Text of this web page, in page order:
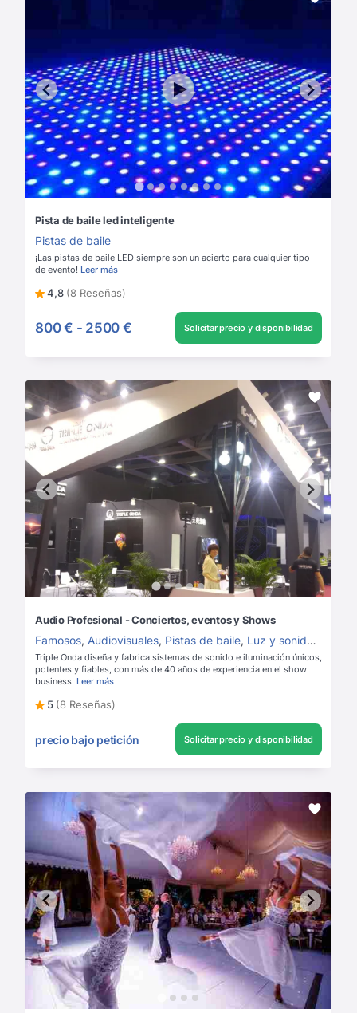
Pista de baile led inteligente
Pistas de baile
¡Las pistas de baile LED siempre son un acierto para cualquier tipo
de evento! Leer más
4,8 (8 Reseñas)
800 € - 2500 € Solicitar precio y disponibilidad
Audio Profesional - Conciertos, eventos y Shows
Famosos, Audiovisuales, Pistas de baile, Luz y sonido ,
Triple Onda diseña y fabrica sistemas de sonido e iluminación únicos,
potentes y fiables, con más de 40 años de experiencia en el show
business. Leer más
5 (8 Reseñas)
precio bajo petición Solicitar precio y disponibilidad